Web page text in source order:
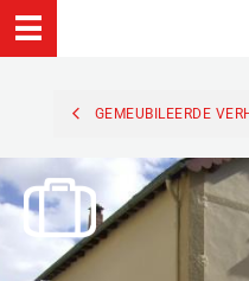
GEMEUBILEERDE